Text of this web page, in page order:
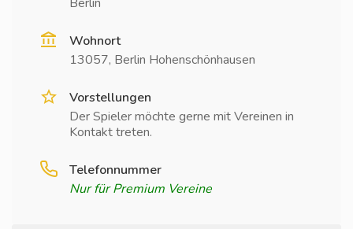
Wohnort
13057, Berlin Hohenschönhausen
Vorstellungen
Der Spieler möchte gerne mit Vereinen in
Kontakt treten.
Telefonnummer
Nur für Premium Vereine